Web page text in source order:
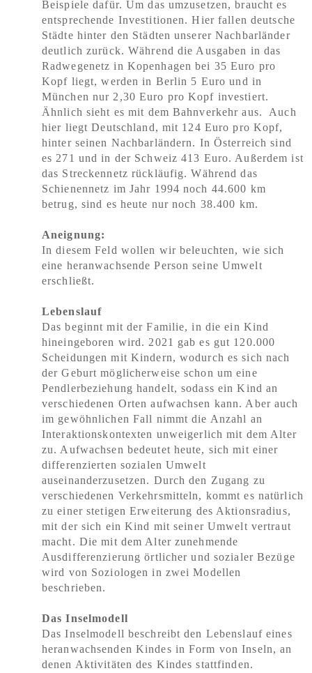
Beispiele dafür. Um das umzusetzen, braucht es
entsprechende Investitionen. Hier fallen deutsche
Städte hinter den Städten unserer Nachbarländer
deutlich zurück. Während die Ausgaben in das
Radwegenetz in Kopenhagen bei 35 Euro pro
Kopf liegt, werden in Berlin 5 Euro und in
München nur 2,30 Euro pro Kopf investiert.
Ähnlich sieht es mit dem Bahnverkehr aus. Auch
hier liegt Deutschland, mit 124 Euro pro Kopf,
hinter seinen Nachbarländern. In Österreich sind
es 271 und in der Schweiz 413 Euro. Außerdem ist
das Streckennetz rückläufig. Während das
Schienennetz im Jahr 1994 noch 44.600 km
betrug, sind es heute nur noch 38.400 km.
Aneignung:
In diesem Feld wollen wir beleuchten, wie sich
eine heranwachsende Person seine Umwelt
erschließt.
Lebenslauf
Das beginnt mit der Familie, in die ein Kind
hineingeboren wird. 2021 gab es gut 120.000
Scheidungen mit Kindern, wodurch es sich nach
der Geburt möglicherweise schon um eine
Pendlerbeziehung handelt, sodass ein Kind an
verschiedenen Orten aufwachsen kann. Aber auch
im gewöhnlichen Fall nimmt die Anzahl an
Interaktionskontexten unweigerlich mit dem Alter
zu. Aufwachsen bedeutet heute, sich mit einer
differenzierten sozialen Umwelt
auseinanderzusetzen. Durch den Zugang zu
verschiedenen Verkehrsmitteln, kommt es natürlich
zu einer stetigen Erweiterung des Aktionsradius,
mit der sich ein Kind mit seiner Umwelt vertraut
macht. Die mit dem Alter zunehmende
Ausdifferenzierung örtlicher und sozialer Bezüge
wird von Soziologen in zwei Modellen
beschrieben.
Das Inselmodell
Das Inselmodell beschreibt den Lebenslauf eines
heranwachsenden Kindes in Form von Inseln, an
denen Aktivitäten des Kindes stattfinden.